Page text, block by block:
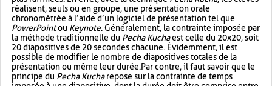
réalisent, seuls ou en groupe, une présentation orale
chronométrée à l’aide d’un logiciel de présentation tel que
PowerPointou Keynote. Généralement, la contrainte imposée par
la méthode traditionnelle du Pecha Kuchaest celle du 20x20, soit
20 diapositives de 20 secondes chacune. Évidemment, il est
possible de modifier le nombre de diapositives totales de la
présentation ou même leur durée. Par contre, il faut savoir que le
principe du Pecha Kucharepose sur la contrainte de temps